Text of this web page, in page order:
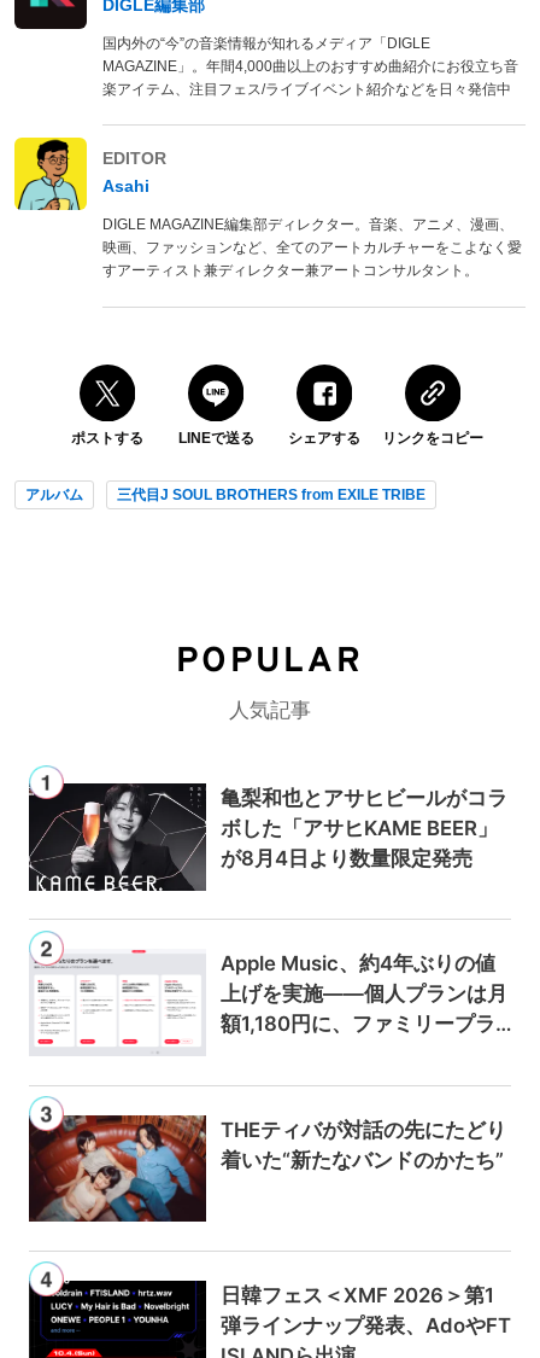
DIGLE編集部
国内外の“今”の音楽情報が知れるメディア「DIGLE
MAGAZINE」。年間4,000曲以上のおすすめ曲紹介にお役立ち音
楽アイテム、注目フェス/ライブイベント紹介などを日々発信中
EDITOR
Asahi
DIGLE MAGAZINE編集部ディレクター。音楽、アニメ、漫画、
映画、ファッションなど、全てのアートカルチャーをこよなく愛
すアーティスト兼ディレクター兼アートコンサルタント。
ポストする LINEで送る シェアする リンクをコピー
アルバム 三代目J SOUL BROTHERS from EXILE TRIBE
POPULAR
人気記事
亀梨和也とアサヒビールがコラ
ボした「アサヒKAME BEER」
が8月4日より数量限定発売
Apple Music、約4年ぶりの値
上げを実施——個人プランは月
額1,180円に、ファミリープラ
THEティバが対話の先にたどり
着いた“新たなバンドのかたち”
日韓フェス＜XMF 2026＞第1
弾ラインナップ発表、AdoやFT